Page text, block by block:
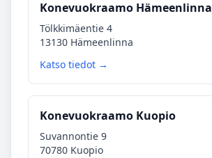
Konevuokraamo Hämeenlinna
Tölkkimäentie 4
13130 Hämeenlinna
Katso tiedot →
Konevuokraamo Kuopio
Suvannontie 9
70780 Kuopio